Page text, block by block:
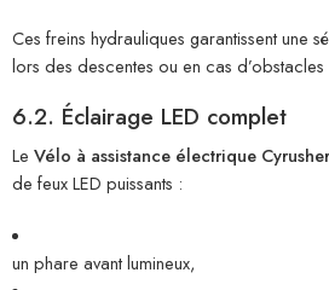
Ces freins hydrauliques garantissent une
lors des descentes ou en cas d’obstacles
6.2. Éclairage LED complet
Le Vélo à assistance électrique
de feux LED puissants :
un phare avant lumineux,